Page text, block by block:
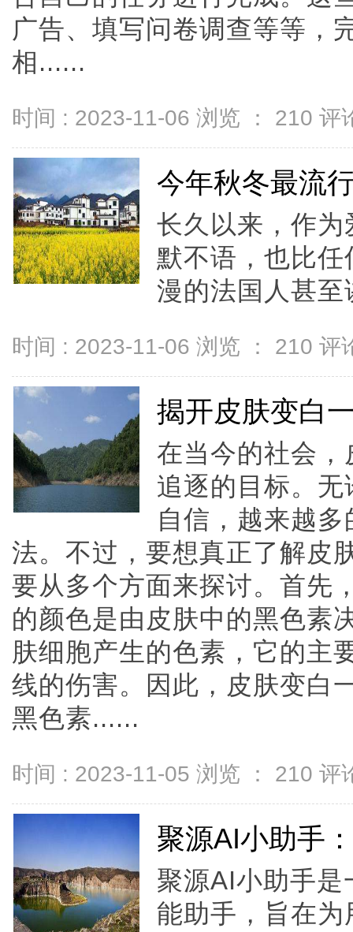
广告、填写问卷调查等等，
相......
时间 : 2023-11-06 浏览 ： 210 评
今年秋冬最流
长久以来，作
默不语，也比
漫的法国人甚
时间 : 2023-11-06 浏览 ： 210 评
揭开皮肤变白
在当今的社会
追逐的目标。
自信，越来越
法。不过，要想真正了解皮
要从多个方面来探讨。首先
的颜色是由皮肤中的黑色素
肤细胞产生的色素，它的主
线的伤害。因此，皮肤变白
黑色素......
时间 : 2023-11-05 浏览 ： 210 评
聚源AI小助手
聚源AI小助手
能助手，旨在